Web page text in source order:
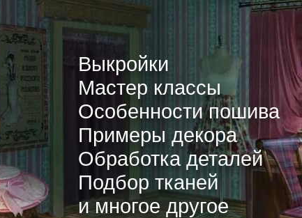
Выкройки
Мастер классы
Особенности пошива
Примеры декора
Обработка деталей
Подбор тканей
и многое другое